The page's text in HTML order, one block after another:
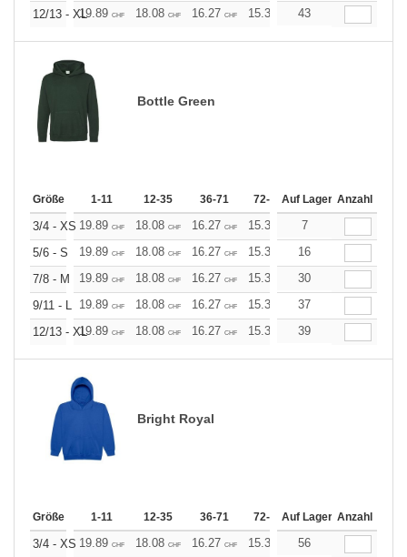
12/13 - XL19.89 CHF 18.08 CHF 16.27 CHF 15.37 14.46
43
Bottle Green
Größe 1-11 12-35 36-71 72-143 144-287 288 +
Auf Lager Anzahl
3/4 - XS 19.89 CHF 18.08 CHF 16.27 CHF 15.37 14.46
7
5/6 - S
19.89 CHF 18.08 CHF 16.27 CHF 15.37 14.46
16
7/8 - M
19.89 CHF 18.08 CHF 16.27 CHF 15.37 14.46
30
9/11 - L 19.89 CHF 18.08 CHF 16.27 CHF 15.37 14.46
37
12/13 - XL19.89 CHF 18.08 CHF 16.27 CHF 15.37 14.46
39
Bright Royal
Größe 1-11 12-35 36-71 72-143 144-287 288 +
Auf Lager Anzahl
3/4 - XS 19.89 CHF 18.08 CHF 16.27 CHF 15.37 14.46
56